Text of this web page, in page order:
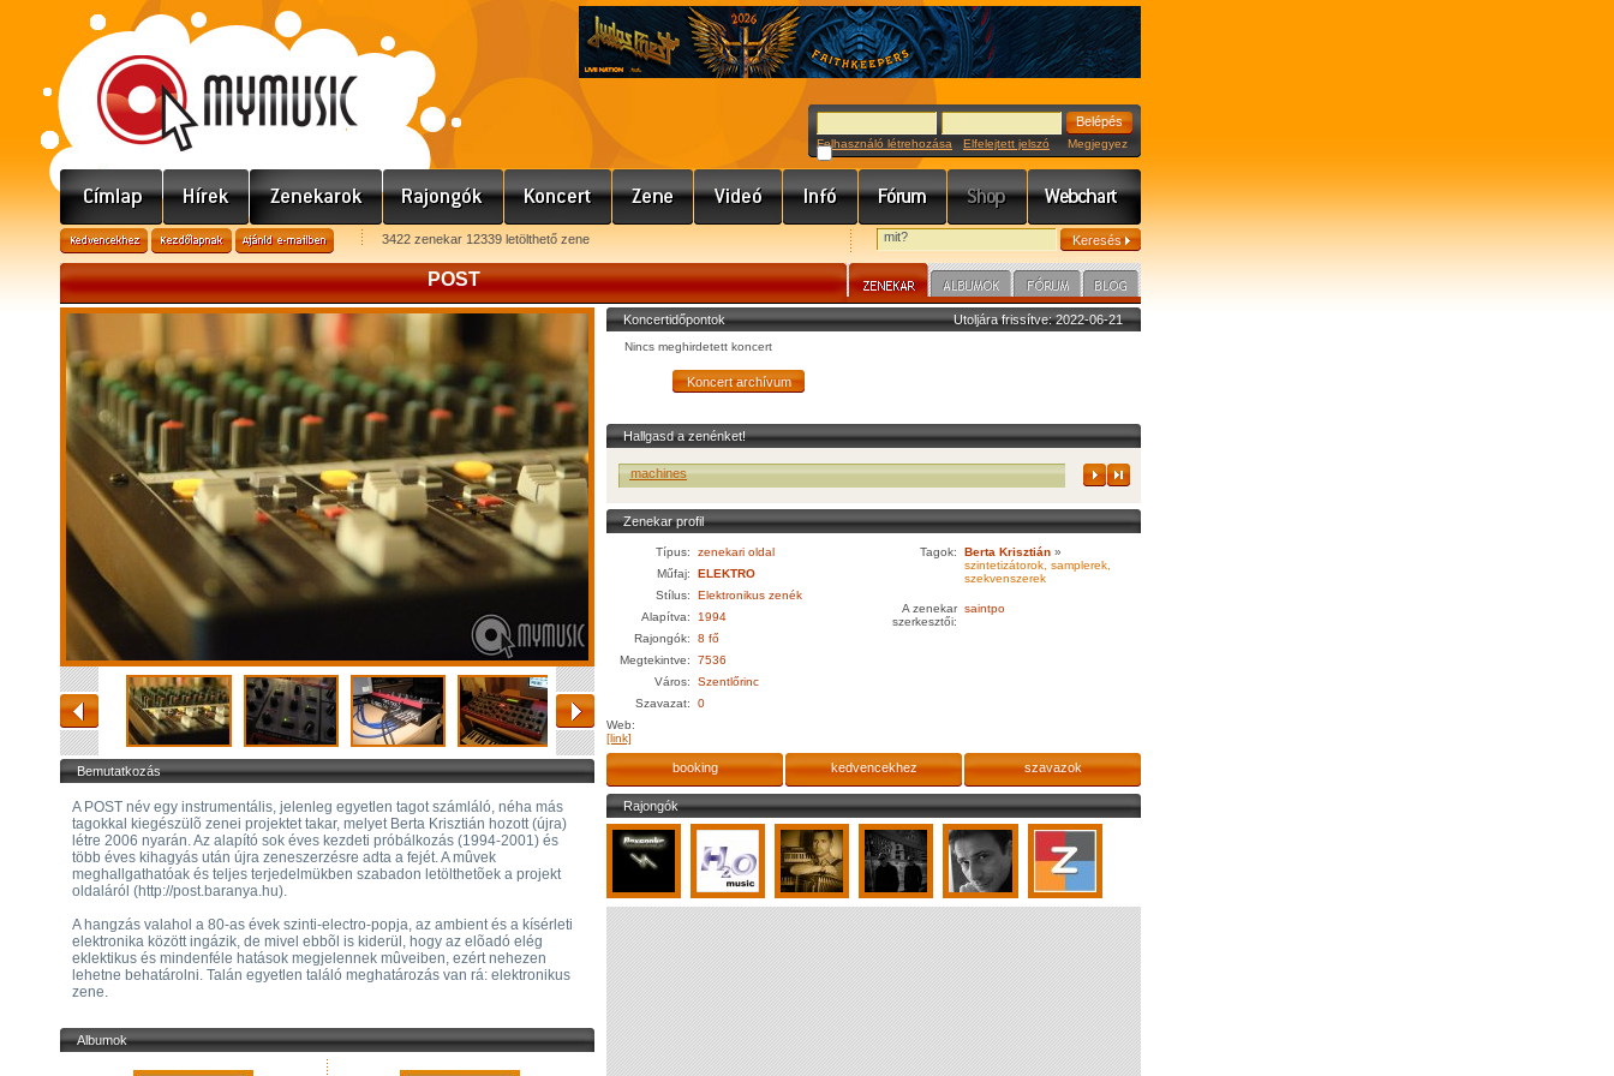
Felhasználó létrehozása Elfelejtett jelszó Megjegyez
3422 zenekar 12339 letölthető zene
POST
Bemutatkozás
A POST név egy instrumentális, jelenleg egyetlen tagot számláló, néha más
tagokkal kiegészülõ zenei projektet takar, melyet Berta Krisztián hozott (újra)
létre 2006 nyarán. Az alapító sok éves kezdeti próbálkozás (1994-2001) és
több éves kihagyás után újra zeneszerzésre adta a fejét. A mûvek
meghallgathatóak és teljes terjedelmükben szabadon letölthetõek a projekt
oldaláról (http://post.baranya.hu).
A hangzás valahol a 80-as évek szinti-electro-popja, az ambient és a kísérleti
elektronika között ingázik, de mivel ebbõl is kiderül, hogy az elõadó elég
eklektikus és mindenféle hatások megjelennek mûveiben, ezért nehezen
lehetne behatárolni. Talán egyetlen találó meghatározás van rá: elektronikus
zene.
Albumok
Utoljára frissítve: 2022-06-21
Koncertidőpontok
Nincs meghirdetett koncert
Hallgasd a zenénket!
POST - machines
Zenekar profil
Típus:
zenekari oldal
Műfaj:
ELEKTRO
Stílus:
Elektronikus zenék
Alapítva:
1994
Rajongók:
8 fő
Megtekintve:
7536
Város:
Szentlőrinc
Szavazat:
0
Web:
[link]
Tagok: Berta Krisztián »
szintetizátorok, samplerek,
szekvenszerek
A zenekar
szerkesztői:
saintpo
booking kedvencekhez szavazok
Rajongók